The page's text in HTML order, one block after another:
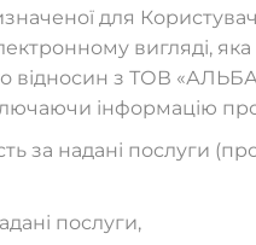
для
вигляді, яка
відносин з ТОВ
інформацію
за надані послуги
послуги,